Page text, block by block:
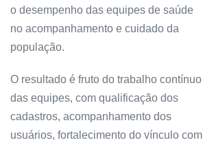
o desempenho das equipes de saúde
no acompanhamento e cuidado da
população.
O resultado é fruto do trabalho contínuo
das equipes, com qualificação dos
cadastros, acompanhamento dos
usuários, fortalecimento do vínculo com